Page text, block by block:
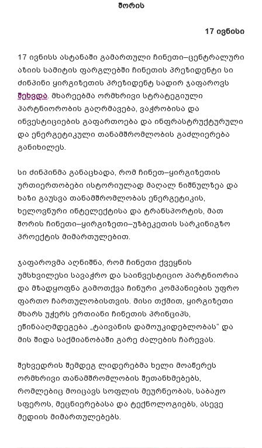
შორის
17 ივნისი
17 ივნისს ასტანაში გამართული ჩინეთი–ცენტრალური
აზიის სამიტის ფარგლებში ჩინეთის პრეზიდენტი სი
ძინპინი ყირგიზეთის პრეზიდენტ სადირ ჯაფაროვს
შეხვდა მხარეებმა ორმხრივი სტრატეგიული
პარტნიორობის გაღრმავება ვაჭრობისა და
ინვესტიციების გაფართოება და ინფრასტრუქტურული
და ენერგეტიკული თანამშრომლობის გაძლიერება
განიხილეს
სი ძინპინმა განაცხადა, რომ ჩინეთ–ყირგიზეთის
ურთიერთობები ისტორიულად მაღალ ნიშნულზეა და
ხაზი გაუსვა თანამშრომლობას ენერგეტიკის,
ხელოვნური ინტელექტისა და ტრანსპორტის, მათ
შორის ჩინეთი–ყირგიზეთი–უზბეკეთის სარკინიგზო
პროექტის მიმართულებით.
ჯაფაროვმა აღნიშნა, რომ ჩინეთი ქვეყნის
უმსხვილესი სავაჭრო და საინვესტიციო პარტნიორია
და მზადყოფნა გამოთქვა ჩინური კომპანიების უფრო
ფართო ჩართულობისთვის. მისი თქმით, ყირგიზეთი
მხარს უჭერს ერთიანი ჩინეთის პრინციპს,
ეწინააღმდეგება „ტაივანის დამოუკიდებლობას“ და
მის შიდა საქმიანობაში გარე ძალების ჩარევას.
შეხვედრის შემდეგ ლიდერებმა ხელი მოაწერეს
ორმხრივი თანამშრომლობის შეთანხმებებს,
რომლებიც მოიცავს სოფლის მეურნეობას, საბაჟო
სფეროს, მეცნიერებასა და ტექნოლოგიებს, ასევე
მედიის მიმართულებებს.